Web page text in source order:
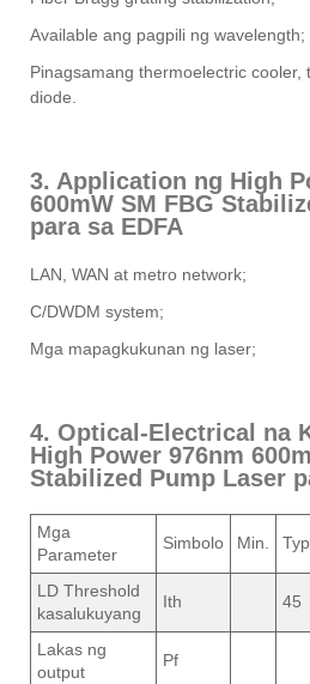
Available ang pagpili ng wavelength;
Pinagsamang thermoelectric cooler,
diode.
3. Application ng High
600mW SM FBG
para sa EDFA
LAN, WAN at metro network;
C/DWDM system;
Mga mapagkukunan ng laser;
4. Optical-Electrical na
High Power 976nm
Stabilized Pump Laser
Mga
Parameter
Simbolo Min. Typ.
LD Threshold
kasalukuyang
Ith 45
Lakas ng
output
Pf